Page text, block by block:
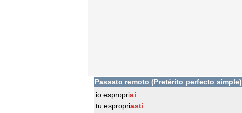
Passato remoto (Pretérito perfecto simple)
io espropriai
tu espropriasti